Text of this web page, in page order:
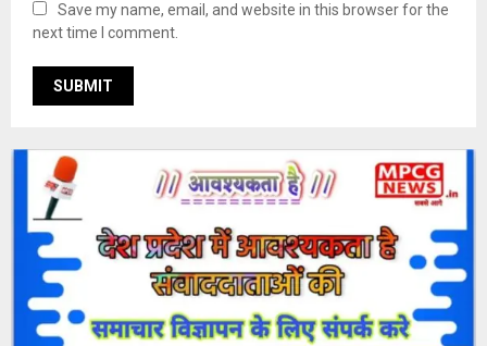
Save my name, email, and website in this browser for the
next time I comment.